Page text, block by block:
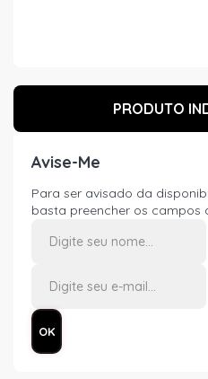
PRODUTO
Avise-Me
Para ser avisado da
basta preencher os campos